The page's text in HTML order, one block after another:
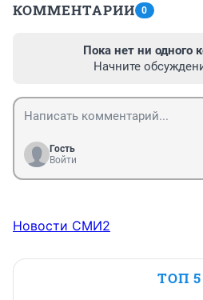
КОММЕНТАРИИ 0
Пока нет ни одного
Начните
Гость
Войти
Новости СМИ2
ТОП 5